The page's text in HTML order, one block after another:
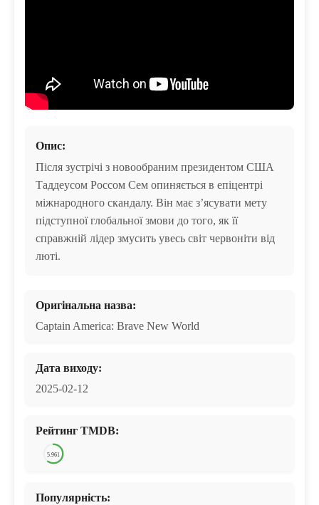
Опис:
Після зустрічі з новообраним президентом США
Таддеусом Россом Сем опиняється в епіцентрі
міжнародного скандалу. Він має зʼясувати мету
підступної глобальної змови до того, як її
справжній лідер змусить увесь світ червоніти від
люті.
Оригінальна назва:
Captain America: Brave New World
Дата виходу:
2025-02-12
Рейтинг TMDB:
5.961
Популярність: